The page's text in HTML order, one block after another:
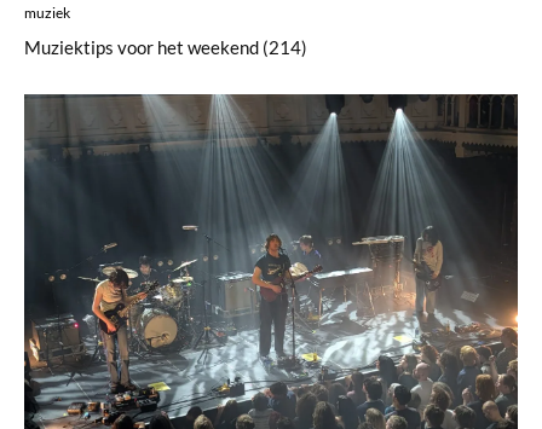
muziek
Muziektips voor het weekend (214)